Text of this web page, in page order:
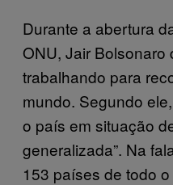
Durante a abertura
ONU, Jair Bolsonaro
trabalhando para
mundo. Segundo
o país em situação
generalizada”. Na
153 países de todo